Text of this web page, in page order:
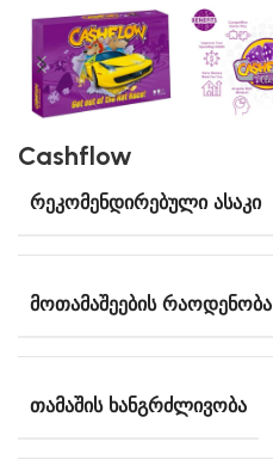
Cashflow
ᲠᲔᲙᲝᲛᲔᲜᲓᲘᲠᲔᲑᲣᲚᲘ ᲐᲡᲐᲙᲘ
ᲛᲝᲗᲐᲛᲐᲨᲔᲔᲑᲘᲡ ᲠᲐᲝᲓᲔᲜᲝᲑᲐ
ᲗᲐᲛᲐᲨᲘᲡ ᲮᲐᲜᲒᲠᲫᲚᲘᲕᲝᲑᲐ